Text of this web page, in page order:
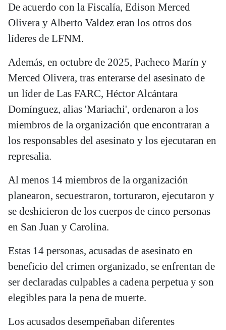
De acuerdo con la Fiscalía, Edison Merced
Olivera y Alberto Valdez eran los otros dos
líderes de LFNM.
Además, en octubre de 2025, Pacheco Marín y
Merced Olivera, tras enterarse del asesinato de
un líder de Las FARC, Héctor Alcántara
Domínguez, alias 'Mariachi', ordenaron a los
miembros de la organización que encontraran a
los responsables del asesinato y los ejecutaran en
represalia.
Al menos 14 miembros de la organización
planearon, secuestraron, torturaron, ejecutaron y
se deshicieron de los cuerpos de cinco personas
en San Juan y Carolina.
Estas 14 personas, acusadas de asesinato en
beneficio del crimen organizado, se enfrentan de
ser declaradas culpables a cadena perpetua y son
elegibles para la pena de muerte.
Los acusados desempeñaban diferentes